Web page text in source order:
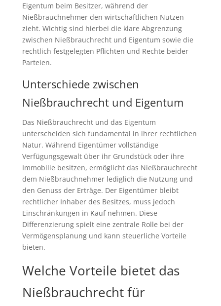
Eigentum beim Besitzer, während der
Nießbrauchnehmer den wirtschaftlichen Nutzen
zieht. Wichtig sind hierbei die klare Abgrenzung
zwischen Nießbrauchrecht und Eigentum sowie die
rechtlich festgelegten Pflichten und Rechte beider
Parteien.
Unterschiede zwischen
Nießbrauchrecht und Eigentum
Das Nießbrauchrecht und das Eigentum
unterscheiden sich fundamental in ihrer rechtlichen
Natur. Während Eigentümer vollständige
Verfügungsgewalt über ihr Grundstück oder ihre
Immobilie besitzen, ermöglicht das Nießbrauchrecht
dem Nießbrauchnehmer lediglich die Nutzung und
den Genuss der Erträge. Der Eigentümer bleibt
rechtlicher Inhaber des Besitzes, muss jedoch
Einschränkungen in Kauf nehmen. Diese
Differenzierung spielt eine zentrale Rolle bei der
Vermögensplanung und kann steuerliche Vorteile
bieten.
Welche Vorteile bietet das
Nießbrauchrecht für